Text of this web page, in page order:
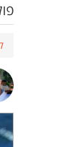
גופן
הדגשת